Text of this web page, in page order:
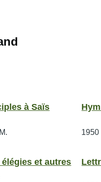
à Saïs
1950
élégies et autres